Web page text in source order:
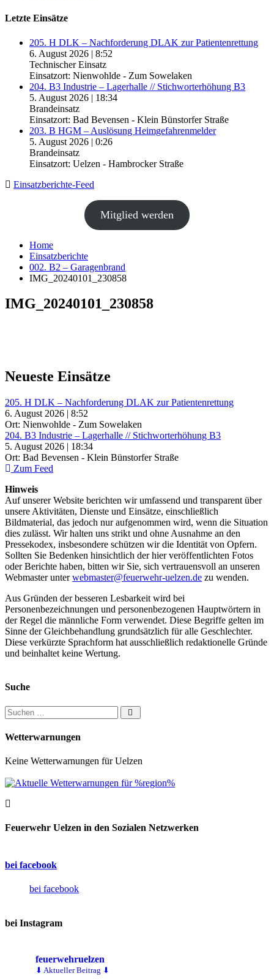
Letzte Einsätze
205. H DLK – Nachforderung DLAK zur Patientenrettung
6. August 2026 | 8:52
Technischer Einsatz
Einsatzort: Nienwohlde - Zum Sowelaken
204. B3 Industrie – Lagerhalle // Stichworterhöhung B3
5. August 2026 | 18:34
Brandeinsatz
Einsatzort: Bad Bevensen - Klein Bünstorfer Straße
203. B HGM – Auslösung Heimgefahrenmelder
5. August 2026 | 0:26
Brandeinsatz
Einsatzort: Uelzen - Hambrocker Straße
Einsatzberichte-Feed
Mitglied werden
Home
Einsatzberichte
002. B2 – Garagenbrand
IMG_20240101_230858
IMG_20240101_230858
Neueste Einsätze
205. H DLK – Nachforderung DLAK zur Patientenrettung
6. August 2026 | 8:52
Ort: Nienwohlde - Zum Sowelaken
204. B3 Industrie – Lagerhalle // Stichworterhöhung B3
5. August 2026 | 18:34
Ort: Bad Bevensen - Klein Bünstorfer Straße
Zum Feed
Hinweis
Auf unserer Website berichten wir umfassend und transparent über
unsere Aktivitäten, Dienste und Einsätze, einschließlich
Bildmaterial, das jedoch nur aufgenommen wird, wenn die Situation
dies zulässt. Wir halten uns strikt und ohne Ausnahme an den
Pressekodex, insbesondere schützen wir die Identität von Opfern.
Sollten Sie Bedenken hinsichtlich der hier veröffentlichten Fotos
oder Berichte haben, bitten wir Sie, sich vertrauensvoll an unseren
Webmaster unterwebmaster@feuerwehr-uelzen.de zu wenden.
Aus Gründen der besseren Lesbarkeit wird bei
Personenbezeichnungen und personenbezogenen Hauptwörtern in
der Regel die männliche Form verwendet. Diese Begriffe gelten im
Sinne der Gleichbehandlung grundsätzlich für alle Geschlechter.
Diese verkürzte Sprachform hat ausschließlich redaktionelle Gründe
und beinhaltet keine Wertung.
Suche
Suchen nach:
Wetterwarnungen
Keine Wetterwarnungen für Uelzen
Feuerwehr Uelzen in den Sozialen Netzwerken
bei facebook
bei facebook
bei Instagram
feuerwehruelzen
⬇ Aktueller Beitrag ⬇